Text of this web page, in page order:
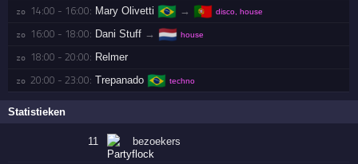
zo 14:00 - 16:00: Mary Olivetti 🇧🇷 → 🇵🇹 disco, house
zo 16:00 - 18:00: Dani Stuff → 🇳🇱 house
zo 18:00 - 20:00: Relmer
zo 20:00 - 23:00: Trepanado 🇧🇷 techno
Statistieken
11 bezoekers